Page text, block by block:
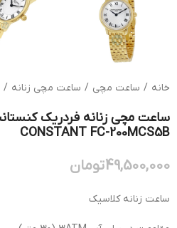
خانه / ساعت مچی / ساعت مچی زنانه /
CONSTANT FC-200MCS5B
49,500,000تومان
ساعت زنانه کلاسیک